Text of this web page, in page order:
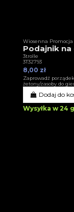
Wiosenna
Podajnik na
3trolle
3T32793
8,00 zł
Zaprowadź
żetony/zasoby do
Dodaj do
Wysyłka w 24